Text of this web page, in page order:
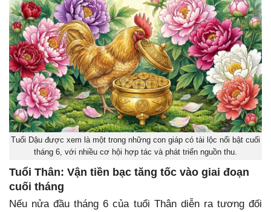
Tuổi Dậu được xem là một trong những con giáp có tài lộc nổi bật cuối
tháng 6, với nhiều cơ hội hợp tác và phát triển nguồn thu.
Tuổi Thân: Vận tiền bạc tăng tốc vào giai đoạn
cuối tháng
Nếu nửa đầu tháng 6 của tuổi Thân diễn ra tương đối